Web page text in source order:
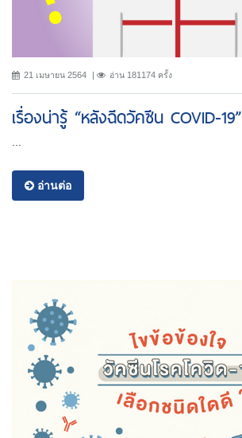
21 เมษายน 2564 อ่าน 181174 ครั้ง
เรื่องน่ารู้ “หลังฉีดวัคซีน COVID-19”
อ่านต่อ